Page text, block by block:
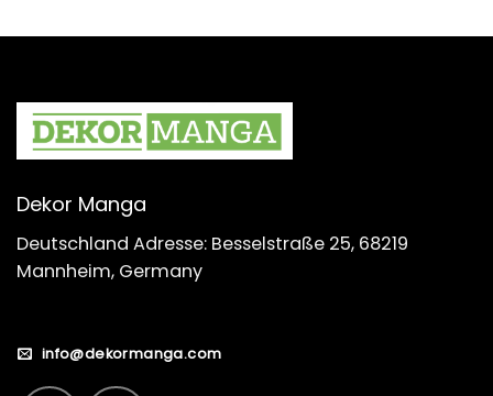
Dekor Manga
Deutschland Adresse: Besselstraße 25, 68219
Mannheim, Germany
info@dekormanga.com